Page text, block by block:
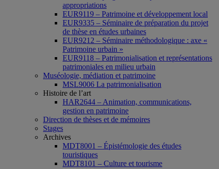
appropriations
EUR9119 – Patrimoine et développement local
EUR9335 – Séminaire de préparation du projet
de thèse en études urbaines
EUR9212 – Séminaire méthodologique : axe «
Patrimoine urbain »
EUR9118 – Patrimonialisation et représentations
patrimoniales en milieu urbain
Muséologie, médiation et patrimoine
MSL9006 La patrimonialisation
Histoire de l’art
HAR2644 – Animation, communications,
gestion en patrimoine
Direction de thèses et de mémoires
Stages
Archives
MDT8001 – Épistémologie des études
touristiques
MDT8101 – Culture et tourisme